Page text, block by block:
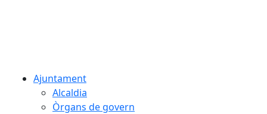
Ajuntament
Alcaldia
Òrgans de govern